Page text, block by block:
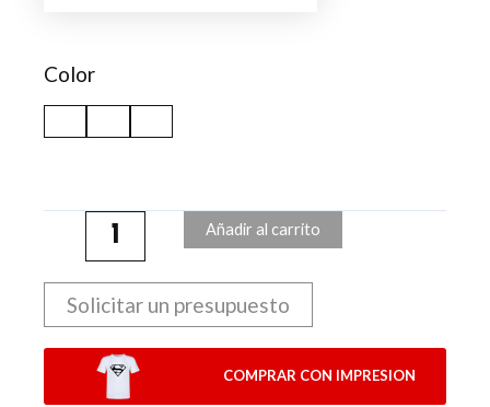
Color
Añadir al carrito
Solicitar un presupuesto
COMPRAR CON IMPRESION